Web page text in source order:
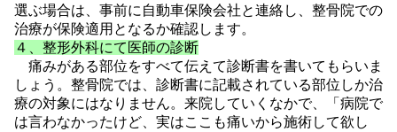
選ぶ場合は、事前に自動車保険会社と連絡し、整骨院での
治療が保険適用となるか確認します。
４、整形外科にて医師の診断
痛みがある部位をすべて伝えて診断書を書いてもらいま
しょう。整骨院では、診断書に記載されている部位しか治
療の対象にはなりません。来院していくなかで、「病院で
は言わなかったけど、実はここも痛いから施術して欲し